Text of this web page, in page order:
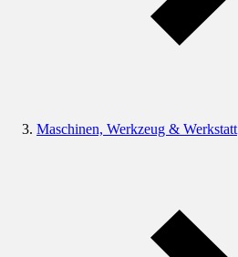
Maschinen, Werkzeug & Werkstatt